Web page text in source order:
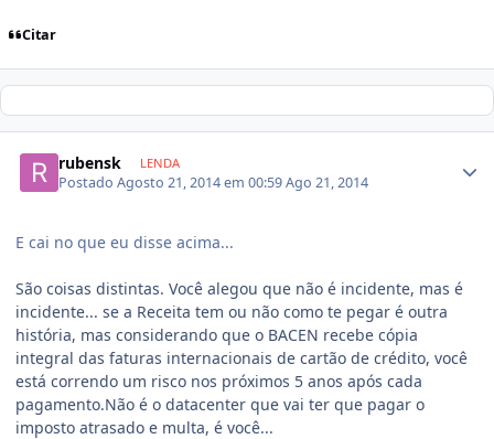
Citar
rubensk LENDA
PostadoAgosto 21, 2014 em 00:59Ago 21, 2014
E cai no que eu disse acima...
São coisas distintas. Você alegou que não é incidente, mas é
incidente... se a Receita tem ou não como te pegar é outra
história, mas considerando que o BACEN recebe cópia
integral das faturas internacionais de cartão de crédito, você
está correndo um risco nos próximos 5 anos após cada
pagamento.Não é o datacenter que vai ter que pagar o
imposto atrasado e multa, é você...